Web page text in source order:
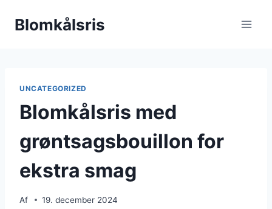
Blomkålsris
UNCATEGORIZED
Blomkålsris med
grøntsagsbouillon for
ekstra smag
Af 19. december 2024